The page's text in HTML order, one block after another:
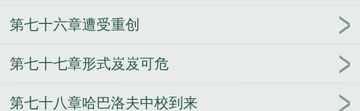
第七十六章遭受重创
第七十七章形式岌岌可危
第七十八章哈巴洛夫中校到来